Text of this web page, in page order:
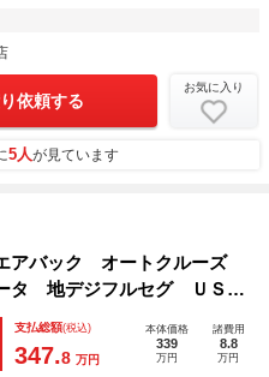
依頼する
お気に入り
5人が見ています
アバック オートクルーズ
タ 地デジフルセグ ＵＳ
難防止システム キーフリ
ライト ＡＢＳ
支払総額(税込)
347.8 万円
本体価格
339
万円
諸費用
8.8
万円